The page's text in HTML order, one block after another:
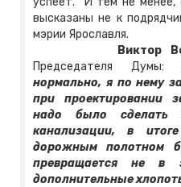
высказаны не к
мэрии Ярославля.
Виктор
Председателя
нормально, я по нему
при проектировании
надо было сделать
канализации, в
дорожным полотном
превращается не в
дополнительные